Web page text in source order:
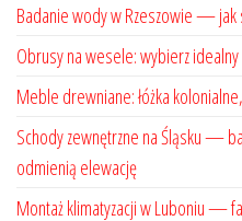
Badanie wody w Rzeszowie — jak
Obrusy na wesele: wybierz idealny
Meble drewniane: łóżka
Schody zewnętrzne na Śląsku —
odmienią elewację
Montaż klimatyzacji w Luboniu —